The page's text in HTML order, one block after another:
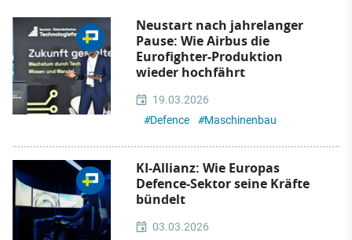
Neustart nach jahrelanger
Pause: Wie Airbus die
Eurofighter-Produktion
wieder hochfährt
19.03.2026
#Defence #Maschinenbau
KI-Allianz: Wie Europas
Defence-Sektor seine Kräfte
bündelt
03.03.2026